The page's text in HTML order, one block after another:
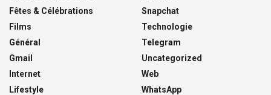
Fêtes & Célébrations
Films
Général
Gmail
Internet
Lifestyle
Snapchat
Technologie
Telegram
Uncategorized
Web
WhatsApp